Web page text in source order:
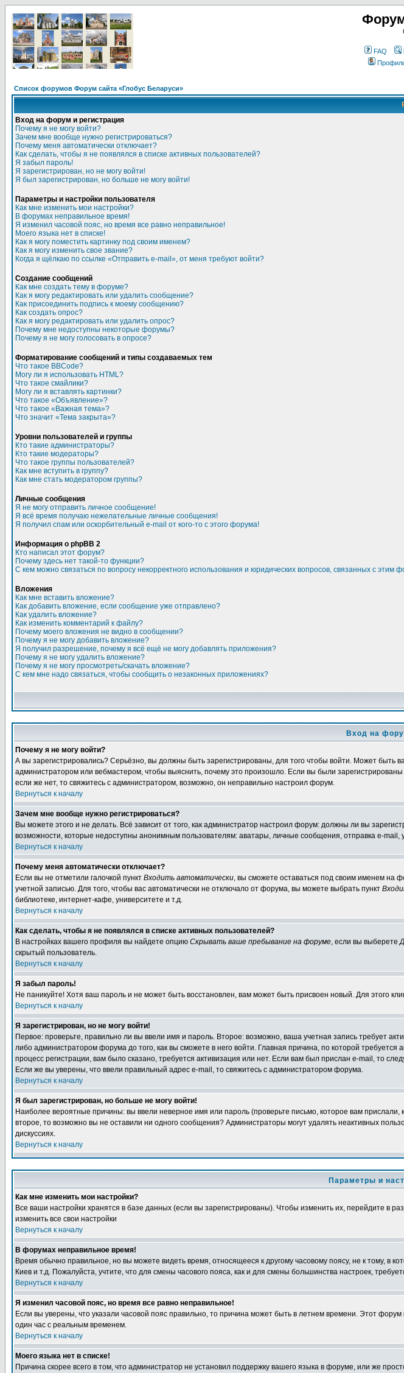
FAQ
Список форумов Форум сайта «Глобус Беларуси»
Вход на форум и регистрация
Почему я не могу войти?
Зачем мне вообще нужно регистрироваться?
Почему меня автоматически отключает?
Как сделать, чтобы я не появлялся в списке активных пользователей?
Я забыл пароль!
Я зарегистрирован, но не могу войти!
Я был зарегистрирован, но больше не могу войти!
Параметры и настройки пользователя
Как мне изменить мои настройки?
В форумах неправильное время!
Я изменил часовой пояс, но время все равно неправильное!
Моего языка нет в списке!
Как я могу поместить картинку под своим именем?
Как я могу изменить свое звание?
Когда я щёлкаю по ссылке «Отправить e-mail», от меня требуют войти?
Создание сообщений
Как мне создать тему в форуме?
Как я могу редактировать или удалить сообщение?
Как присоединить подпись к моему сообщению?
Как создать опрос?
Как я могу редактировать или удалить опрос?
Почему мне недоступны некоторые форумы?
Почему я не могу голосовать в опросе?
Форматирование сообщений и типы создаваемых тем
Что такое BBCode?
Могу ли я использовать HTML?
Что такое смайлики?
Могу ли я вставлять картинки?
Что такое «Объявление»?
Что такое «Важная тема»?
Что значит «Тема закрыта»?
Уровни пользователей и группы
Кто такие администраторы?
Кто такие модераторы?
Что такое группы пользователей?
Как мне вступить в группу?
Как мне стать модератором группы?
Личные сообщения
Я не могу отправить личное сообщение!
Я всё время получаю нежелательные личные сообщения!
Я получил спам или оскорбительный e-mail от кого-то с этого форума!
Информация о phpBB 2
Кто написал этот форум?
Почему здесь нет такой-то функции?
С кем можно связаться по вопросу некорректного использования и юридических вопросов, связанных с этим
Вложения
Как мне вставить вложение?
Как добавить вложение, если сообщение уже отправлено?
Как удалить вложение?
Как изменить комментарий к файлу?
Почему моего вложения не видно в сообщении?
Почему я не могу добавить вложение?
Я получил разрешение, почему я всё ещё не могу добавлять приложения?
Почему я не могу удалить вложение?
Почему я не могу просмотреть/скачать вложение?
С кем мне надо связаться, чтобы сообщить о незаконных приложениях?
Вход на
Почему я не могу войти?
А вы зарегистрировались? Серьёзно, вы должны быть зарегистрированы, для того чтобы войти. Может быть
администратором или вебмастером, чтобы выяснить, почему это произошло. Если вы были
если же нет, то свяжитесь с администратором, возможно, он неправильно настроил форум.
Вернуться к началу
Зачем мне вообще нужно регистрироваться?
Вы можете этого и не делать. Всё зависит от того, как администратор настроил форум: должны ли вы
возможности, которые недоступны анонимным пользователям: аватары, личные сообщения, отправка e-mail,
Вернуться к началу
Почему меня автоматически отключает?
Если вы не отметили галочкой пункт Входить автоматически, вы сможете оставаться под своим именем на
учетной записью. Для того, чтобы вас автоматически не отключало от форума, вы можете выбрать пункт
библиотеке, интернет-кафе, университете и т.д.
Вернуться к началу
Как сделать, чтобы я не появлялся в списке активных пользователей?
В настройках вашего профиля вы найдете опцию Скрывать ваше пребывание на форуме, если вы выберете
скрытый пользователь.
Вернуться к началу
Я забыл пароль!
Не паникуйте! Хотя ваш пароль и не может быть восстановлен, вам может быть присвоен новый. Для этого
Вернуться к началу
Я зарегистрирован, но не могу войти!
Первое: проверьте, правильно ли вы ввели имя и пароль. Второе: возможно, ваша учетная запись требует
либо администратором форума до того, как вы сможете в него войти. Главная причина, по которой
процесс регистрации, вам было сказано, требуется активизация или нет. Если вам был прислан e-mail, то
Если же вы уверены, что ввели правильный адрес e-mail, то свяжитесь с администратором форума.
Вернуться к началу
Я был зарегистрирован, но больше не могу войти!
Наиболее вероятные причины: вы ввели неверное имя или пароль (проверьте письмо, которое вам
второе, то возможно вы не оставили ни одного сообщения? Администраторы могут удалять неактивных
дискуссиях.
Вернуться к началу
Параметры и
Как мне изменить мои настройки?
Все ваши настройки хранятся в базе данных (если вы зарегистрированы). Чтобы изменить их, перейдите в
изменить все свои настройки
Вернуться к началу
В форумах неправильное время!
Время обычно правильное, но вы можете видеть время, относящееся к другому часовому поясу, не к тому, в
Киев и т.д. Пожалуйста, учтите, что для смены часового пояса, как и для смены большинства настроек,
Вернуться к началу
Я изменил часовой пояс, но время все равно неправильное!
Если вы уверены, что указали часовой пояс правильно, то причина может быть в летнем времени. Этот
один час с реальным временем.
Вернуться к началу
Моего языка нет в списке!
Причина скорее всего в том, что администратор не установил поддержку вашего языка в форуме, или же